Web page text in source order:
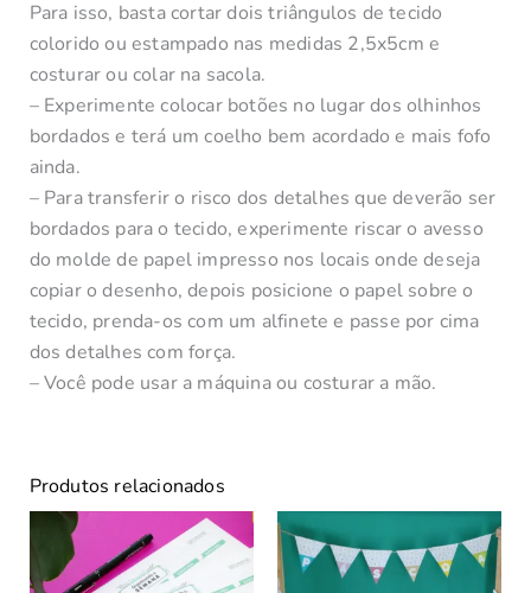
Para isso, basta cortar dois triângulos de tecido
colorido ou estampado nas medidas 2,5x5cm e
costurar ou colar na sacola.
– Experimente colocar botões no lugar dos olhinhos
bordados e terá um coelho bem acordado e mais fofo
ainda.
– Para transferir o risco dos detalhes que deverão ser
bordados para o tecido, experimente riscar o avesso
do molde de papel impresso nos locais onde deseja
copiar o desenho, depois posicione o papel sobre o
tecido, prenda-os com um alfinete e passe por cima
dos detalhes com força.
– Você pode usar a máquina ou costurar a mão.
Produtos relacionados